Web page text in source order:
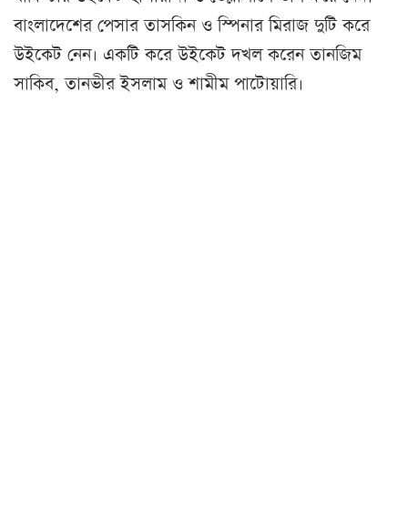
বাংলাদেশের পেসার তাসকিন ও স্পিনার মিরাজ দুটি করে
উইকেট নেন। একটি করে উইকেট দখল করেন তানজিম
সাকিব, তানভীর ইসলাম ও শামীম পাটোয়ারি।